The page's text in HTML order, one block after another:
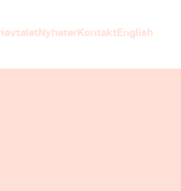
Nyheter Kontakt English